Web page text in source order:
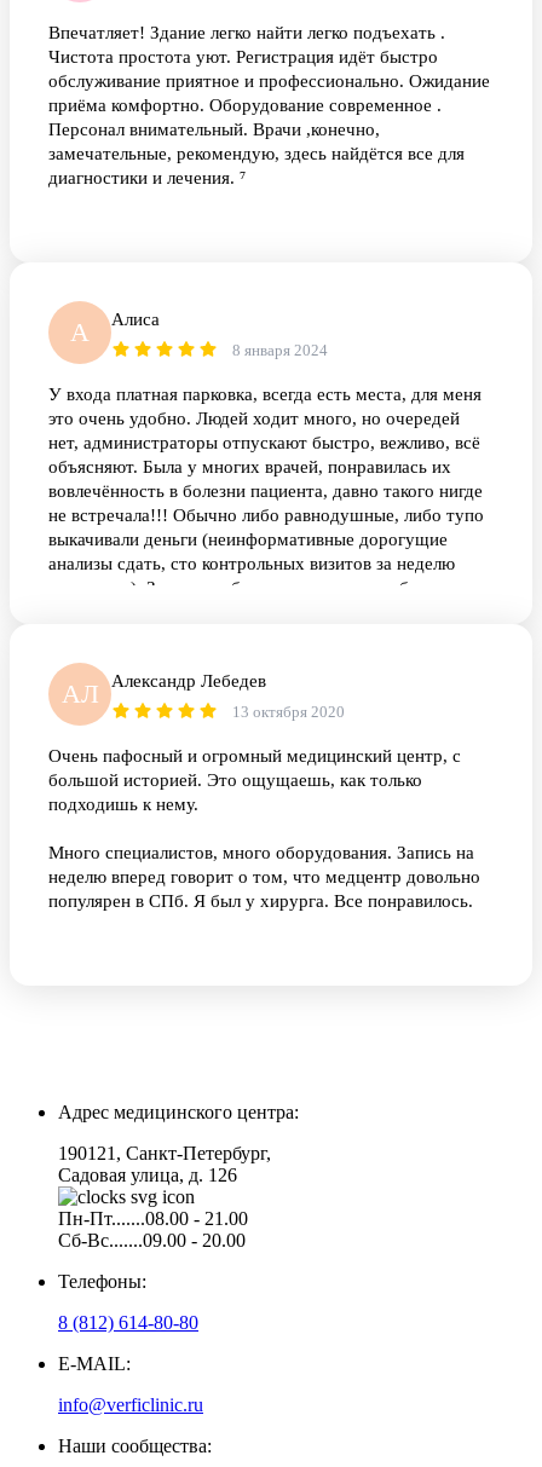
Впечатляет! Здание легко найти легко подъехать .
Чистота простота уют. Регистрация идёт быстро
обслуживание приятное и профессионально. Ожидание
приёма комфортно. Оборудование современное .
Персонал внимательный. Врачи ,конечно,
замечательные, рекомендую, здесь найдётся все для
диагностики и лечения. ⁷
А Алиса
8 января 2024
У входа платная парковка, всегда есть места, для меня
это очень удобно. Людей ходит много, но очередей
нет, администраторы отпускают быстро, вежливо, всё
объясняют. Была у многих врачей, понравилась их
вовлечённость в болезни пациента, давно такого нигде
не встречала!!! Обычно либо равнодушные, либо тупо
выкачивали деньги (неинформативные дорогущие
анализы сдать, сто контрольных визитов за неделю
повторить). Здесь разобрались с моими проблемами и
АЛ Александр Лебедев
13 октября 2020
Очень пафосный и огромный медицинский центр, с
большой историей. Это ощущаешь, как только
подходишь к нему.
Много специалистов, много оборудования. Запись на
неделю вперед говорит о том, что медцентр довольно
популярен в СПб. Я был у хирурга. Все понравилось.
Адрес медицинского центра:
190121, Санкт-Петербург,
Садовая улица, д. 126
Пн-Пт.......08.00 - 21.00
Сб-Вс.......09.00 - 20.00
Телефоны:
8 (812) 614-80-80
E-MAIL:
info@verficlinic.ru
Наши сообщества: